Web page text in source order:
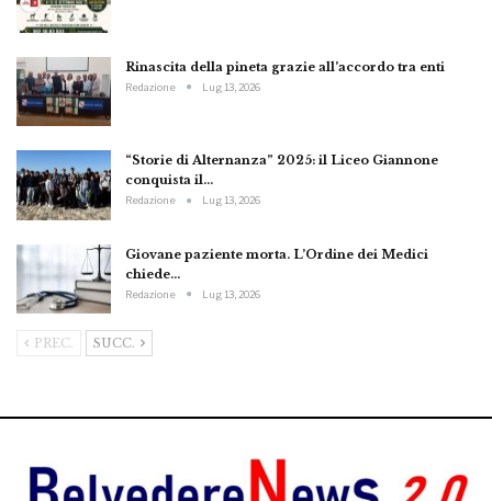
Rinascita della pineta grazie all’accordo tra enti
Redazione Lug 13, 2026
“Storie di Alternanza” 2025: il Liceo Giannone
conquista il…
Redazione Lug 13, 2026
Giovane paziente morta. L’Ordine dei Medici
chiede…
Redazione Lug 13, 2026
PREC. SUCC.